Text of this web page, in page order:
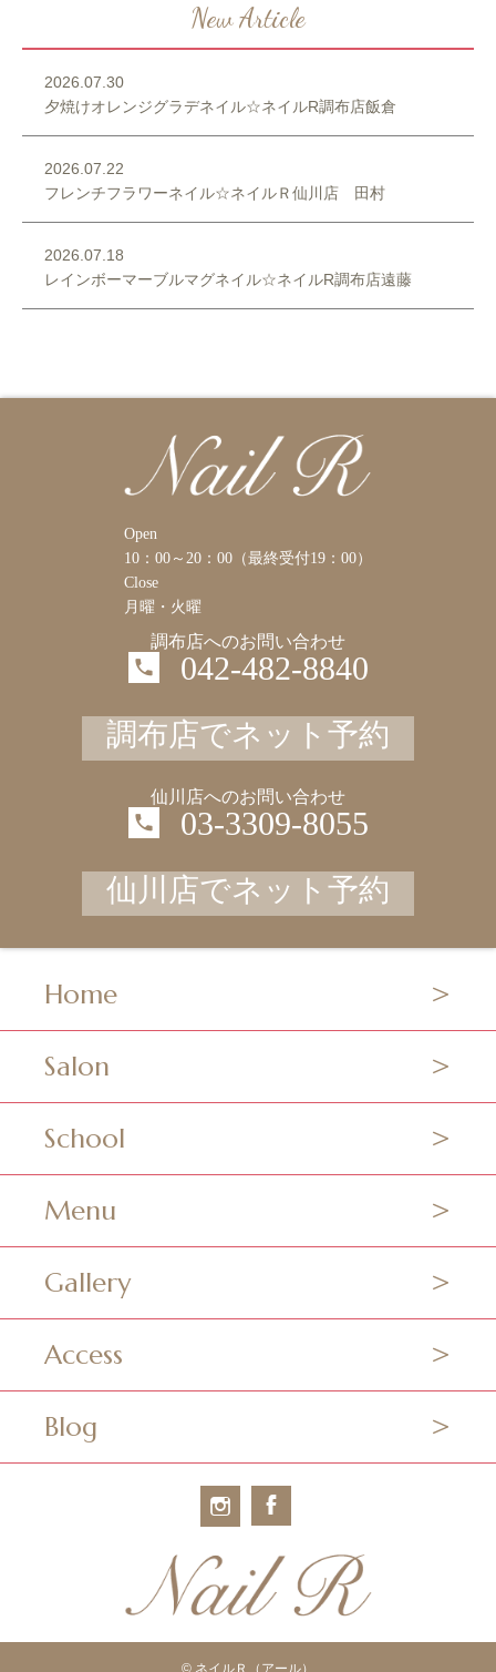
New Article
2026.07.30
夕焼けオレンジグラデネイル☆ネイルR調布店飯倉
2026.07.22
フレンチフラワーネイル☆ネイルＲ仙川店 田村
2026.07.18
レインボーマーブルマグネイル☆ネイルR調布店遠藤
Open
10：00～20：00（最終受付19：00）
Close
月曜・火曜
調布店へのお問い合わせ
042-482-8840
調布店でネット予約
仙川店へのお問い合わせ
03-3309-8055
仙川店でネット予約
Home
Salon
School
Menu
Gallery
Access
Blog
© ネイルＲ（アール）